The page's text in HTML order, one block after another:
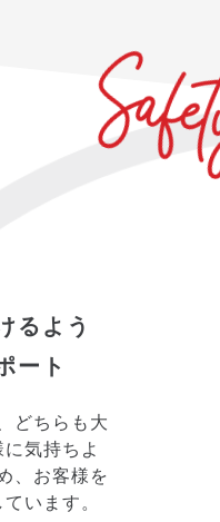
るよう
ート
どちらも大
気持ちよ
、お客様を
います。